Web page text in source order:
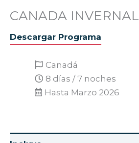
CANADA INVERNAL
Descargar Programa
Canadá
8 días / 7 noches
Hasta Marzo 2026